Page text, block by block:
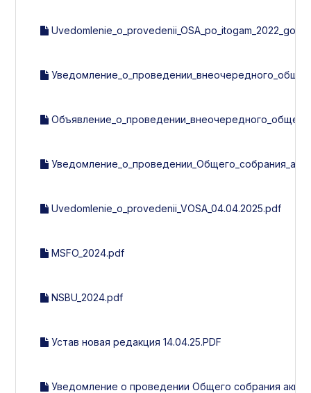
Uvedomlenie_o_provedenii_VOSA_04.04.2025.pdf
MSFO_2024.pdf
NSBU_2024.pdf
Устав новая редакция 14.04.25.PDF
Уведомление о проведении Общего собрания